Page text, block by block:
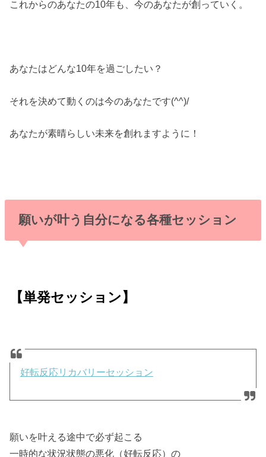
これからのあなたの10年も、今のあなたが創っていく。
あなたはどんな10年を過ごしたい？
それを決めて動くのは今のあなたです(^^)/
あなたが素晴らしい未来を創れますように！
願いが叶う自分になる各種セッション
【単発セッション】
好転反応リカバリーセッション
願いを叶える途中で必ず起こる
一時的な状況状態の悪化（好転反応）の